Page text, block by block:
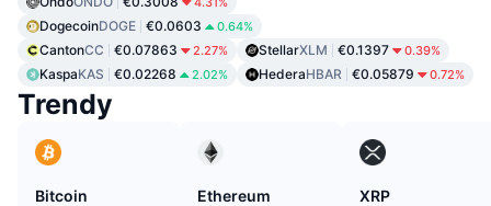
DogecoinDOGE €0.0603 0.64%
CantonCC €0.07863 2.27% StellarXLM €0.1397 0.39%
KaspaKAS €0.02268 2.02% HederaHBAR €0.05879 0.72%
Trendy
Bitcoin
Ethereum
XRP